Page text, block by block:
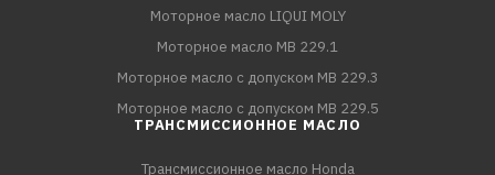
Моторное масло LIQUI MOLY
Моторное масло MB 229.1
Моторное масло с допуском MB 229.3
Моторное масло с допуском MB 229.5
ТРАНСМИССИОННОЕ МАСЛО
Трансмиссионное масло Honda